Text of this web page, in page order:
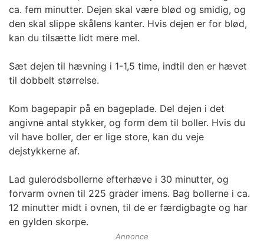
ca. fem minutter. Dejen skal være blød og smidig, og
den skal slippe skålens kanter. Hvis dejen er for blød,
kan du tilsætte lidt mere mel.
Sæt dejen til hævning i 1-1,5 time, indtil den er hævet
til dobbelt størrelse.
Kom bagepapir på en bageplade. Del dejen i det
angivne antal stykker, og form dem til boller. Hvis du
vil have boller, der er lige store, kan du veje
dejstykkerne af.
Lad gulerodsbollerne efterhæve i 30 minutter, og
forvarm ovnen til 225 grader imens. Bag bollerne i ca.
12 minutter midt i ovnen, til de er færdigbagte og har
en gylden skorpe.
Annonce